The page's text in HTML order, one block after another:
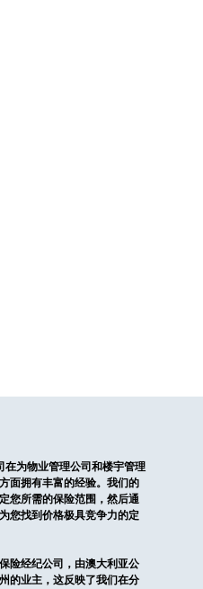
在为物业管理公司和楼宇管理
面拥有丰富的经验。我们的
您所需的保险范围，然后通
您找到价格极具竞争力的定
险经纪公司，由澳大利亚公
的业主，这反映了我们在分